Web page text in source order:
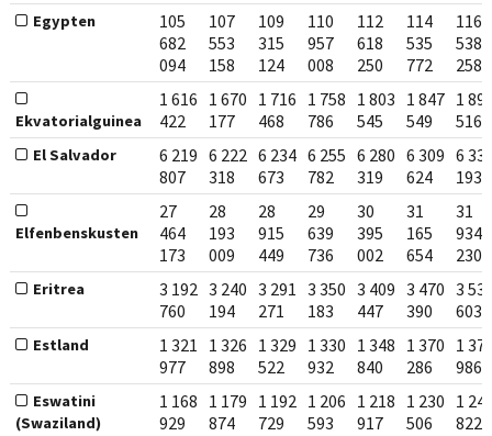
Egypten
105
682
094
107
553
158
109
315
124
110
957
008
112
618
250
114
535
772
116
538
258
Ekvatorialguinea
1 616
422
1 670
177
1 716
468
1 758
786
1 803
545
1 847
549
1
516
El Salvador
6 219
807
6 222
318
6 234
673
6 255
782
6 280
319
6 309
624
6
193
Elfenbenskusten
27
464
173
28
193
009
28
915
449
29
639
736
30
395
002
31
165
654
31
934
230
Eritrea
3 192
760
3 240
194
3 291
271
3 350
183
3 409
447
3 470
390
3
603
Estland
1 321
977
1 326
898
1 329
522
1 330
932
1 348
840
1 370
286
1
986
Eswatini
(Swaziland)
1 168
929
1 179
874
1 192
729
1 206
593
1 218
917
1 230
506
1
822